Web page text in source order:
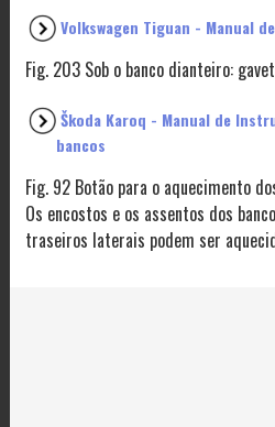
Volkswagen Tiguan - Manual
Fig. 203 Sob o banco dianteiro:
Škoda Karoq - Manual de
bancos
Fig. 92 Botão para o aquecimento
Os encostos e os assentos dos
traseiros laterais podem ser